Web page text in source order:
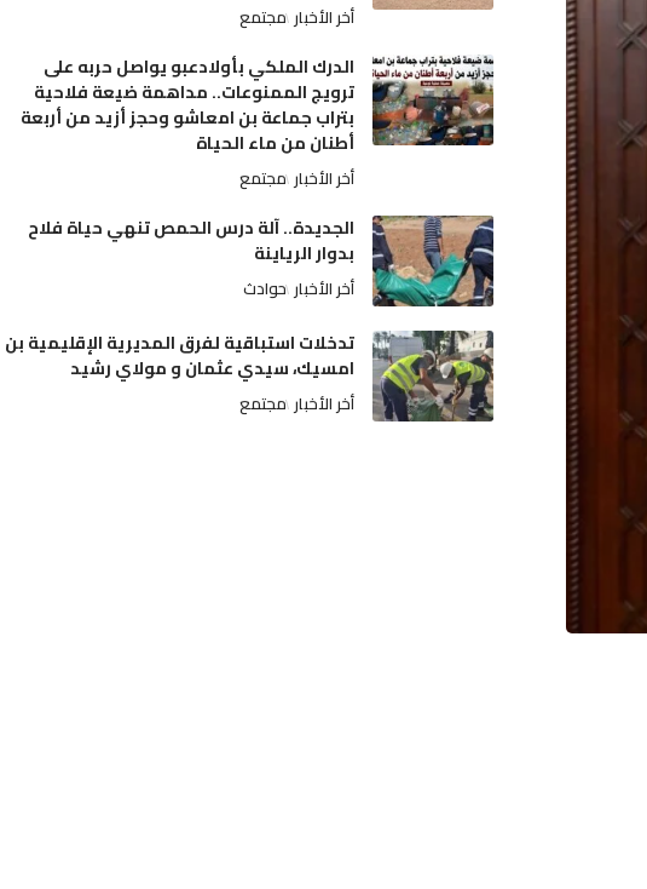
أخر الأخبار مجتمع
الدرك الملكي بأولادعبو يواصل حربه على
ترويج الممنوعات.. مداهمة ضيعة فلاحية
بتراب جماعة بن امعاشو وحجز أزيد من أربعة
أطنان من ماء الحياة
أخر الأخبار مجتمع
الجديدة.. آلة درس الحمص تنهي حياة فلاح
بدوار الرياينة
أخر الأخبار حوادث
تدخلات استباقية لفرق المديرية الإقليمية بن
امسيك، سيدي عثمان و مولاي رشيد
أخر الأخبار مجتمع